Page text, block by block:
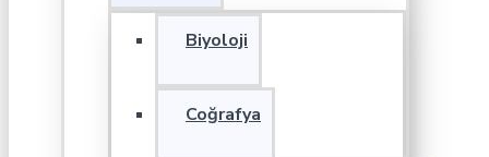
Biyoloji
Coğrafya